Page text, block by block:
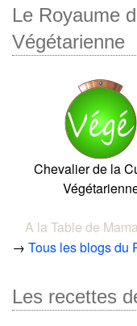
Le Royaume
Végétarienne
Chevalier de la
A la Table de
→ Tous les blogs du
Les recettes